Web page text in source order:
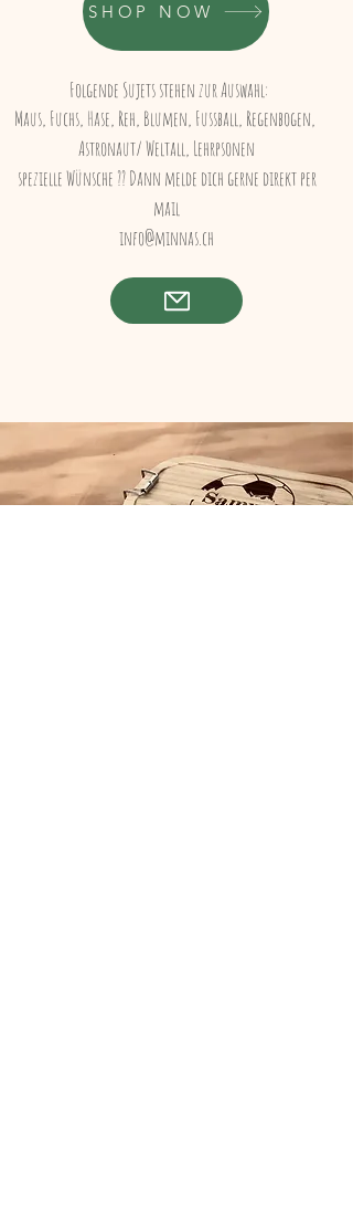
Folgende Sujets stehen zur Auswahl:
Maus, Fuchs, Hase, Reh, Blumen, Fussball, Regenbogen,
Astronaut/ Weltall, Lehrpsonen
spezielle Wünsche ?? Dann melde dich gerne direkt per
mail
info@minnas.ch
SHOP NOW